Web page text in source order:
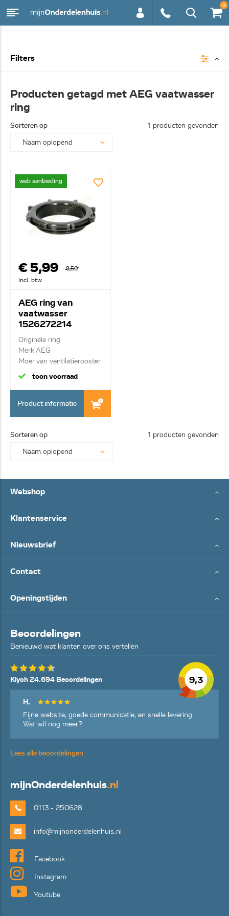
0
Filters
Producten getagd met AEG vaatwasser
ring
Sorteren op 1 producten gevonden
web aanbieding
€ 5,99
8,50
Incl. btw
AEG ring van
vaatwasser
1526272214
Originele ring
Merk AEG
Moer van ventilatierooster
/ nivea...
toon voorraad
Product informatie
Sorteren op 1 producten gevonden
Webshop
Klantenservice
Nieuwsbrief
Contact
Openingstijden
Beoordelingen
Benieuwd wat klanten over ons vertellen
9,3
Kiyoh 24.694 Beoordelingen
H.
Fijne website, goede communicatie, en snelle levering.
Wat wil nog meer?
Lees alle beoordelingen
mijnOnderdelenhuis.nl
0113 - 250628
info@mijnonderdelenhuis.nl
Facebook
Instagram
Youtube